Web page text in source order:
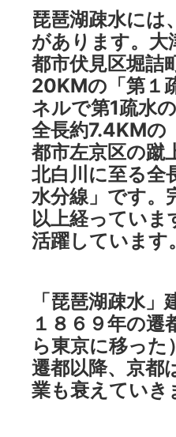
琵琶湖疎水には
があります。大
都市伏見区堀詰
20KMの「第１
ネルで第1疏水
全長約7.4KMの
都市左京区の蹴
北白川に至る全
水分線」です。
以上経っていま
活躍しています。
「琵琶湖疎水」
１８６９年の遷
ら東京に移った
遷都以降、京都
業も衰えていき